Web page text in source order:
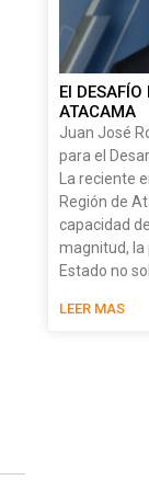
El
ATACAMA
Juan José
para el
La reciente
Región de
capacidad
magnitud, la
Estado no
LEER MAS